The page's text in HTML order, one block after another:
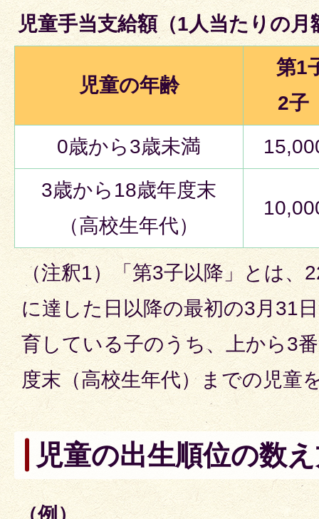
児童手当支給額（1人当たりの月
児童の年齢
第1
2
0歳から3歳未満
3歳から18歳年度末
（高校生年代）
（注釈1）「第3子以降」とは、
に達した日以降の最初の3月31
育している子のうち、上から3
度末（高校生年代）までの児童
児童の出生順位の数
（例）